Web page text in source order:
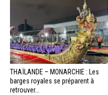
THAÏLANDE – MONARCHIE : Les
barges royales se préparent à
retrouver...